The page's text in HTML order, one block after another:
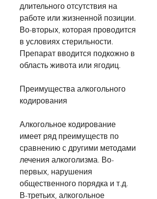
длительного отсутствия на
работе или жизненной позиции.
Во-вторых, которая проводится
в условиях стерильности.
Препарат вводится подкожно в
область живота или ягодиц.
Преимущества алкогольного
кодирования
Алкогольное кодирование
имеет ряд преимуществ по
сравнению с другими методами
лечения алкоголизма. Во-
первых, нарушения
общественного порядка и т.д.
В-третьих, алкогольное